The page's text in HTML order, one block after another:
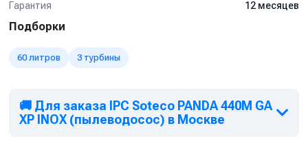
Гарантия
12 месяцев
Подборки
60 литров 3 турбины
🚚 Для заказа IPC Soteco PANDA 440M GA
XP INOX (пылеводосос) в Москве